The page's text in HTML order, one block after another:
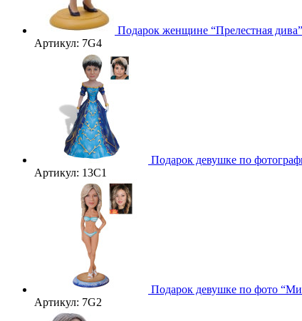
Подарок женщине “Прелестная
Артикул: 7G4
Подарок девушке по
Артикул: 13C1
Подарок девушке по фото
Артикул: 7G2